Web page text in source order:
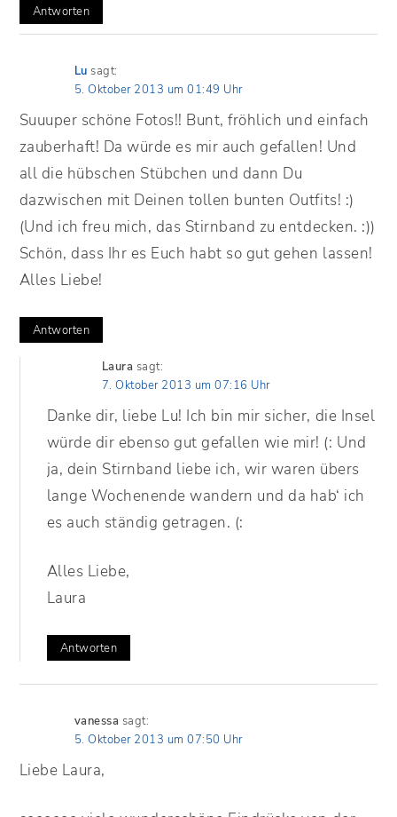
Antworten
Lu sagt:
5. Oktober 2013 um 01:49 Uhr
Suuuper schöne Fotos!! Bunt, fröhlich und einfach
zauberhaft! Da würde es mir auch gefallen! Und
all die hübschen Stübchen und dann Du
dazwischen mit Deinen tollen bunten Outfits! :)
(Und ich freu mich, das Stirnband zu entdecken. :))
Schön, dass Ihr es Euch habt so gut gehen lassen!
Alles Liebe!
Antworten
Laura sagt:
7. Oktober 2013 um 07:16 Uhr
Danke dir, liebe Lu! Ich bin mir sicher, die Insel
würde dir ebenso gut gefallen wie mir! (: Und
ja, dein Stirnband liebe ich, wir waren übers
lange Wochenende wandern und da hab‘ ich
es auch ständig getragen. (:
Alles Liebe,
Laura
Antworten
vanessa sagt:
5. Oktober 2013 um 07:50 Uhr
Liebe Laura,